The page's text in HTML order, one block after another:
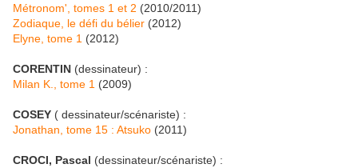
Métronom', tomes 1 et 2 (2010/2011)
Zodiaque, le défi du bélier (2012)
Elyne, tome 1 (2012)
CORENTIN (dessinateur) :
Milan K., tome 1 (2009)
COSEY ( dessinateur/scénariste) :
Jonathan, tome 15 : Atsuko (2011)
CROCI, Pascal (dessinateur/scénariste) :